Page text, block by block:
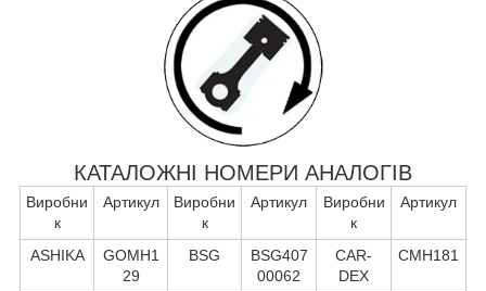
КАТАЛОЖНІ НОМЕРИ АНАЛОГІВ
Виробни
к
Артикул
Виробни
к
Артикул
Виробни
к
Артикул
ASHIKA
GOMH1
29
BSG
BSG407
00062
CAR-
DEX
CMH181